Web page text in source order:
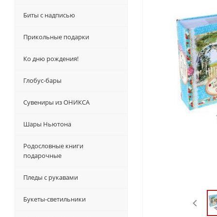
Биты с надписью
Прикольные подарки
Ко дню рождения!
Глобус-бары
Сувениры из ОНИКСА
Шары Ньютона
Родословные книги
подарочные
Пледы с рукавами
Букеты-светильники